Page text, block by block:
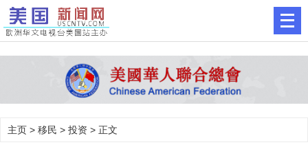
主页 > 移民 > 投资 > 正文